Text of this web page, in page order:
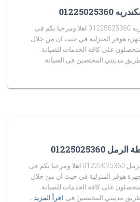
صيانة هوفر الاسكندريه 01225025360 اهلا ومرحبا بكم فى
هوفر المنزلية في حيث ان من خلال
على كافة الخدمات للصيانة
مدينتي المختصين فى الصيانة
صيانة هوفر محطة الرمل 01225025360 اهلا ومرحبا بكم فى
هوفر المنزلية في حيث ان من خلال
على كافة الخدمات للصيانة
مدينتي المختصين فى اقرأ المزيد…